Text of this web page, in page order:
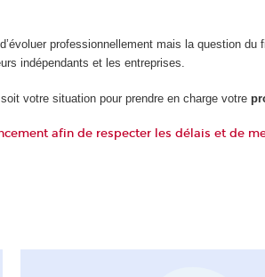
professionnellement mais la question
indépendants et les entreprises.
votre situation pour prendre en charge votre
afin de respecter les délais et de